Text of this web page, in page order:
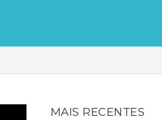
MAIS RECENTES